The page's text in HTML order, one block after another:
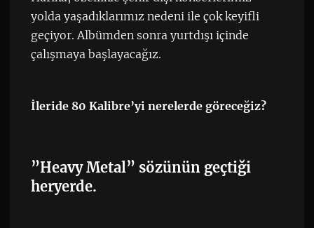
yolda yaşadıklarımız nedeni ile çok keyifli
geçiyor. Albümden sonra yurtdışı içinde
çalışmaya başlayacağız.
İleride 80 Kalibre’yi nerelerde göreceğiz?
”Heavy Metal” sözünün geçtiği
heryerde.